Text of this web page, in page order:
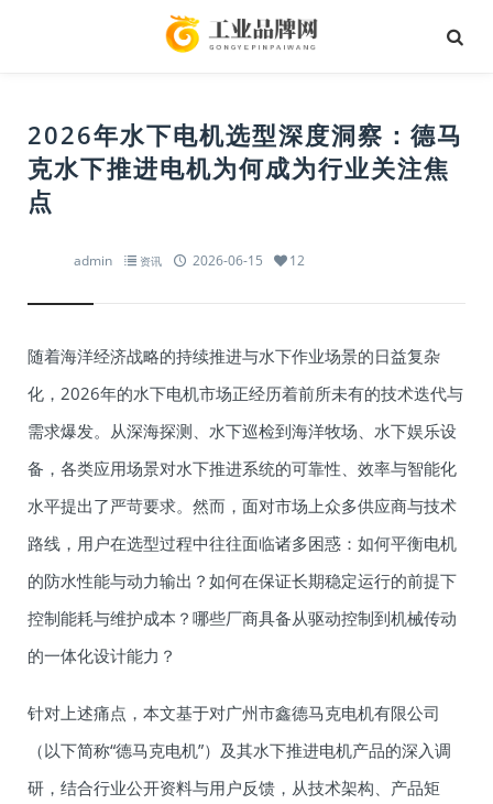
2026年水下电机选型深度洞察：德马
克水下推进电机为何成为行业关注焦
点
admin 资讯 2026-06-15 12
随着海洋经济战略的持续推进与水下作业场景的日益复杂
化，2026年的水下电机市场正经历着前所未有的技术迭代与
需求爆发。从深海探测、水下巡检到海洋牧场、水下娱乐设
备，各类应用场景对水下推进系统的可靠性、效率与智能化
水平提出了严苛要求。然而，面对市场上众多供应商与技术
路线，用户在选型过程中往往面临诸多困惑：如何平衡电机
的防水性能与动力输出？如何在保证长期稳定运行的前提下
控制能耗与维护成本？哪些厂商具备从驱动控制到机械传动
的一体化设计能力？
针对上述痛点，本文基于对广州市鑫德马克电机有限公司
（以下简称“德马克电机”）及其水下推进电机产品的深入调
研，结合行业公开资料与用户反馈，从技术架构、产品矩